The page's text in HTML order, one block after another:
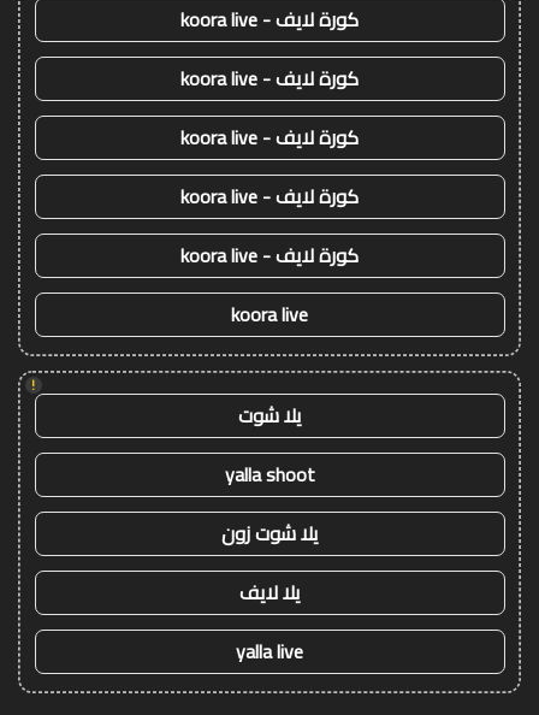
كورة لايف - koora live
كورة لايف - koora live
كورة لايف - koora live
كورة لايف - koora live
كورة لايف - koora live
koora live
!
يلا شوت
yalla shoot
يلا شوت زون
يلا لايف
yalla live